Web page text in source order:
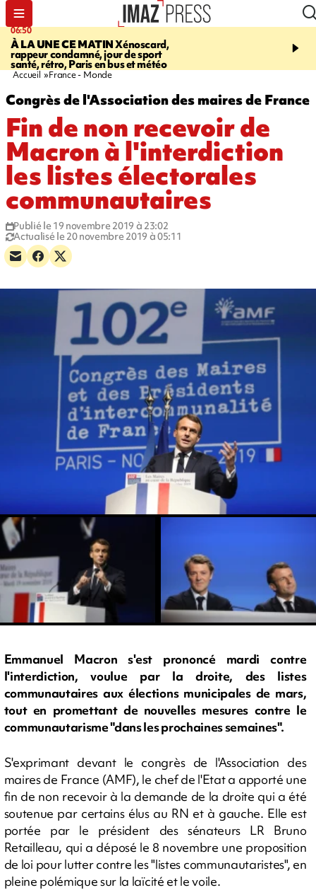
06:50
À LA UNE CE MATINXénoscard,
rappeur condamné, jour de sport
santé, rétro, Paris en bus et météo
08:53
Jour de
2026 - bouger,
Accueil France - Monde
Congrès de l'Association des maires de France
Fin de non recevoir de
Macron à l'interdiction
les listes électorales
communautaires
Publié le 19 novembre 2019 à 23:02
Actualisé le 20 novembre 2019 à 05:11
Emmanuel Macron s'est prononcé mardi contre
l'interdiction, voulue par la droite, des listes
communautaires aux élections municipales de mars,
tout en promettant de nouvelles mesures contre le
communautarisme "dans les prochaines semaines".
S'exprimant devant le congrès de l'Association des
maires de France (AMF), le chef de l'Etat a apporté une
fin de non recevoir à la demande de la droite qui a été
soutenue par certains élus au RN et à gauche. Elle est
portée par le président des sénateurs LR Bruno
Retailleau, qui a déposé le 8 novembre une proposition
de loi pour lutter contre les "listes communautaristes", en
pleine polémique sur la laïcité et le voile.